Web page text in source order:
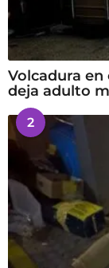
Volcadura en
deja adulto
2